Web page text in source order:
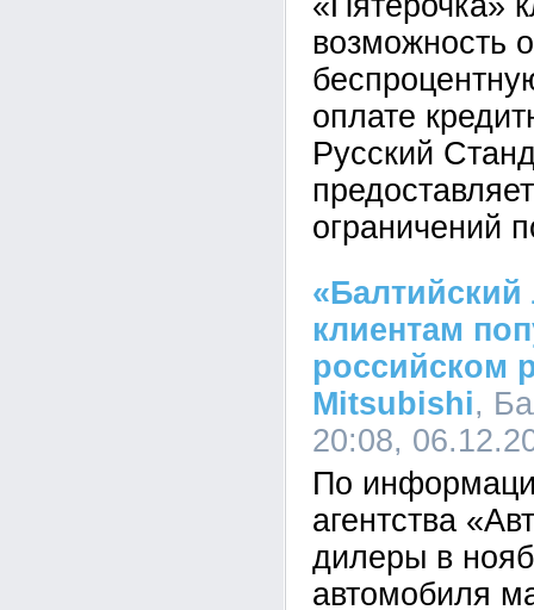
возможность
оплате
Русский
ограничений
«Балтийский
клиентам
российском
Mitsubishi,
20:08,
По
агентства
дилеры в
автомобиля